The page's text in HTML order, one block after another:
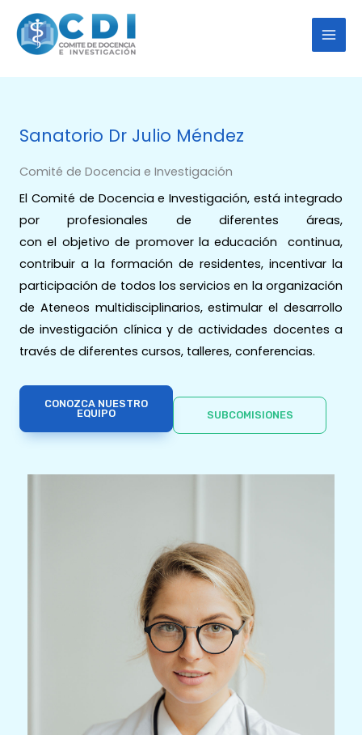
contenido
Sanatorio Dr Julio Méndez
Comité de Docencia e Investigación
El Comité de Docencia e Investigación, está integrado
por profesionales de diferentes áreas,
con el objetivo de promover la educación continua,
contribuir a la formación de residentes, incentivar la
participación de todos los servicios en la organización
de Ateneos multidisciplinarios, estimular el desarrollo
de investigación clínica y de actividades docentes a
través de diferentes cursos, talleres, conferencias.
CONOZCA NUESTRO
EQUIPO
SUBCOMISIONES